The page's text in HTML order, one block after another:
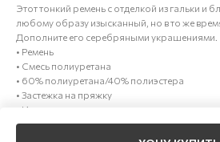
Этот тонкий ремень с отделкой из гальки и
любому образу изысканный, но в то же
Дополните его серебряными украшениями.
• Ремень
• Смесь полиуретана
• 60% полиуретана/40% полиэстера
• Застежка на пряжку
• Импортное производство
• Стиль # 39R4SBLY3L